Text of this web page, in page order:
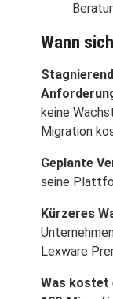
Wann
keine
Migration
Geplante
seine
Kürzeres
Lexware
Was kostet